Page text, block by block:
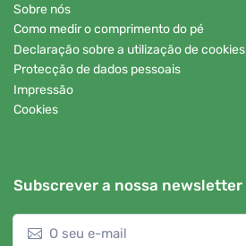
Sobre nós
Como medir o comprimento do pé
Declaração sobre a utilização de cookies
Protecção de dados pessoais
Impressão
Cookies
Subscrever a nossa newsletter